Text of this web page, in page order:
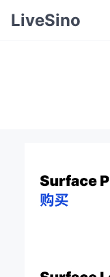
LiveSino